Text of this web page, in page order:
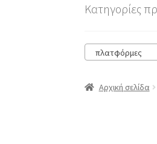
Κατηγορίες
πλατφόρμες
Αρχική σελίδα